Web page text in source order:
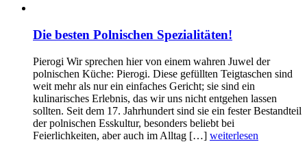
Die besten Polnischen Spezialitäten!
Pierogi Wir sprechen hier von einem wahren Juwel der
polnischen Küche: Pierogi. Diese gefüllten Teigtaschen sind
weit mehr als nur ein einfaches Gericht; sie sind ein
kulinarisches Erlebnis, das wir uns nicht entgehen lassen
sollten. Seit dem 17. Jahrhundert sind sie ein fester Bestandteil
der polnischen Esskultur, besonders beliebt bei
Feierlichkeiten, aber auch im Alltag […] weiterlesen